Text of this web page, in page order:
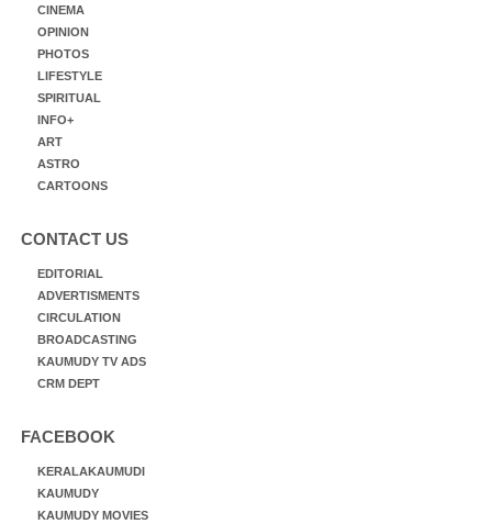
CINEMA
OPINION
PHOTOS
LIFESTYLE
SPIRITUAL
INFO+
ART
ASTRO
CARTOONS
CONTACT US
EDITORIAL
ADVERTISMENTS
CIRCULATION
BROADCASTING
KAUMUDY TV ADS
CRM DEPT
FACEBOOK
KERALAKAUMUDI
KAUMUDY
KAUMUDY MOVIES